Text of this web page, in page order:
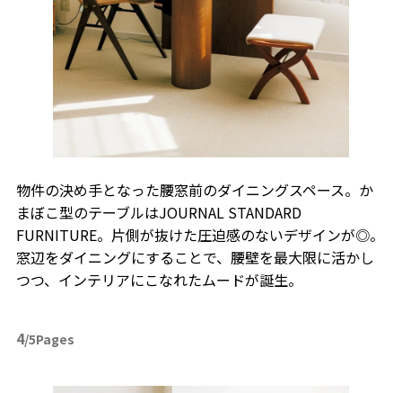
物件の決め手となった腰窓前のダイニングスペース。か
まぼこ型のテーブルはJOURNAL STANDARD
FURNITURE。片側が抜けた圧迫感のないデザインが◎。
窓辺をダイニングにすることで、腰壁を最大限に活かし
つつ、インテリアにこなれたムードが誕生。
4/5Pages